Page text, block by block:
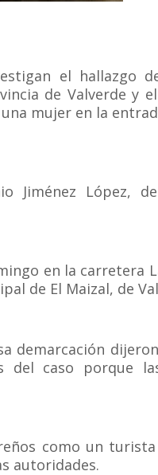
el hallazgo
de Valverde y
mujer en la
Jiménez López,
en la carretera
de El Maizal, de
demarcación
caso porque
como un
autoridades.